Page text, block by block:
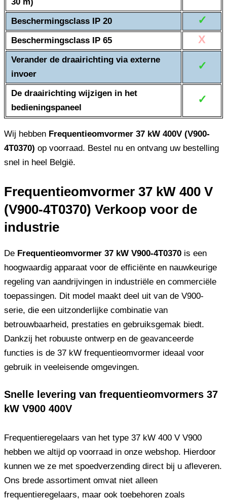
Beschermingsclass IP 20 ✓
Beschermingsclass IP 65 X
Verander de draairichting via externe
invoer
✓
De draairichting wijzigen in het
bedieningspaneel
✓
Wij hebben Frequentieomvormer 37 kW 400V (V900-
4T0370) op voorraad. Bestel nu en ontvang uw bestelling
snel in heel België.
Frequentieomvormer 37 kW 400 V
(V900-4T0370) Verkoop voor de
industrie
De Frequentieomvormer 37 kW V900-4T0370 is een
hoogwaardig apparaat voor de efficiënte en nauwkeurige
regeling van aandrijvingen in industriële en commerciële
toepassingen. Dit model maakt deel uit van de V900-
serie, die een uitzonderlijke combinatie van
betrouwbaarheid, prestaties en gebruiksgemak biedt.
Dankzij het robuuste ontwerp en de geavanceerde
functies is de 37 kW frequentieomvormer ideaal voor
gebruik in veeleisende omgevingen.
Snelle levering van frequentieomvormers 37
kW V900 400V
Frequentieregelaars van het type 37 kW 400 V V900
hebben we altijd op voorraad in onze webshop. Hierdoor
kunnen we ze met spoedverzending direct bij u afleveren.
Ons brede assortiment omvat niet alleen
frequentieregelaars, maar ook toebehoren zoals